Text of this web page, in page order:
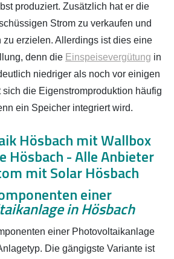
produziert. Zusätzlich hat er die
Strom zu verkaufen und
zu erzielen. Allerdings ist dies eine
denn die Einspeisevergütung in
niedriger als noch vor einigen
die Eigenstromproduktion häufig
ein Speicher integriert wird.
einer
in Hösbach
einer Photovoltaikanlage
Die gängigste Variante ist